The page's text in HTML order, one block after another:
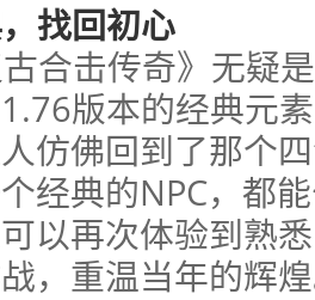
找回初心
古合击传奇》无疑
版本的经典元
仿佛回到了那个
经典的NPC，都
以再次体验到熟
，重温当年的辉